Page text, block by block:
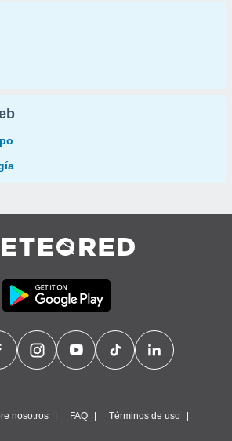
nosotros FAQ Términos de uso